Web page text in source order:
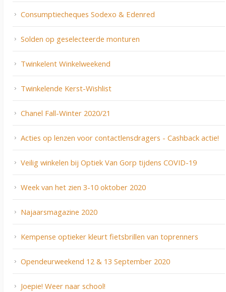
Consumptiecheques Sodexo & Edenred
Solden op geselecteerde monturen
Twinkelent Winkelweekend
Twinkelende Kerst-Wishlist
Chanel Fall-Winter 2020/21
Acties op lenzen voor contactlensdragers - Cashback actie!
Veilig winkelen bij Optiek Van Gorp tijdens COVID-19
Week van het zien 3-10 oktober 2020
Najaarsmagazine 2020
Kempense optieker kleurt fietsbrillen van toprenners
Opendeurweekend 12 & 13 September 2020
Joepie! Weer naar school!